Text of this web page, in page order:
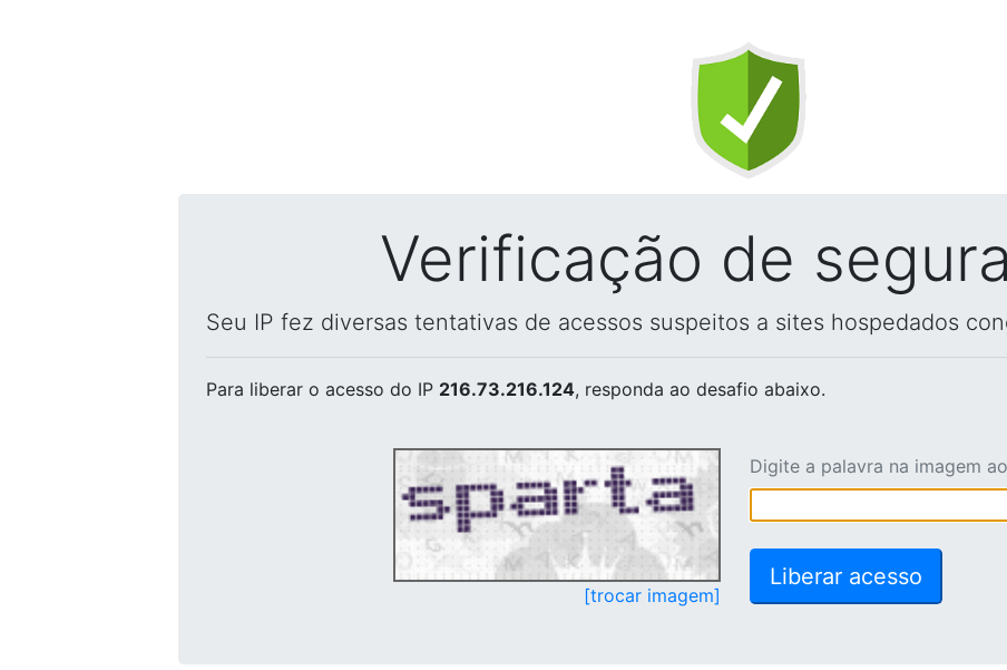
Verificação de
Seu IP fez diversas tentativas de acessos suspeitos a sites hospedados
Para liberar o acesso do IP 216.73.216.124, responda ao desafio abaixo.
[trocar imagem]
Digite a palavra na imagem